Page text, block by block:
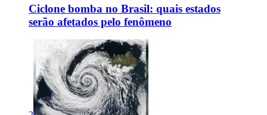
Ciclone bomba no Brasil: quais estados
serão afetados pelo fenômeno